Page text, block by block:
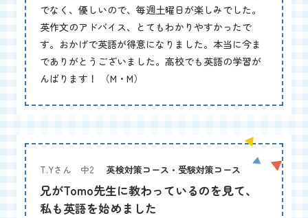
でなく、優しいので、毎週土曜日が楽しみでした。
英作文のアドバイス、とてもわかりやすかったで
す。おかげで英語が得意になりました。本当に今ま
でありがとうございました。高校でも英語の学習が
んばります！ （M・M）
T.Yさん 中2 英検対策コース・受験対策コース
兄がTomo先生に教わっているのを見て、
私も英語を始めました